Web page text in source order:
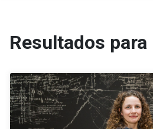
Resultados para